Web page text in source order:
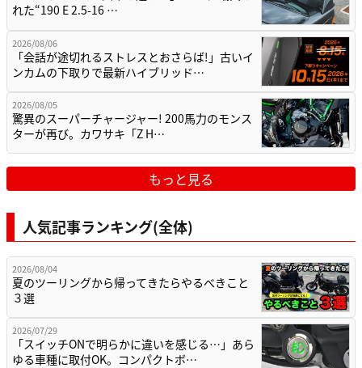
れた“190 E 2.5-16 …
2026/08/06
「会話が途切れるストレスとおさらば!」古いイ
ンカムの下取りで最新ハイブリッド…
2026/08/05
驚異のスーパーチャージャー! 200馬力のモンス
ターが再び。カワサキ「Z H…
もっと見る
人気記事ランキング(全体)
2026/08/04
夏のツーリングから帰ってきたらやるべきこと
３選
2026/07/29
「スイッチONで明らかに違いを感じる…」あら
ゆる車種に取付OK。コンパクトボ…